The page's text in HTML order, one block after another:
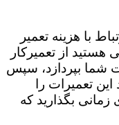
با هزینه تعمیر
هستید از تعمیرکار
شما بپردازد، سپس
تعمیرات را
زمانی بگذارید که